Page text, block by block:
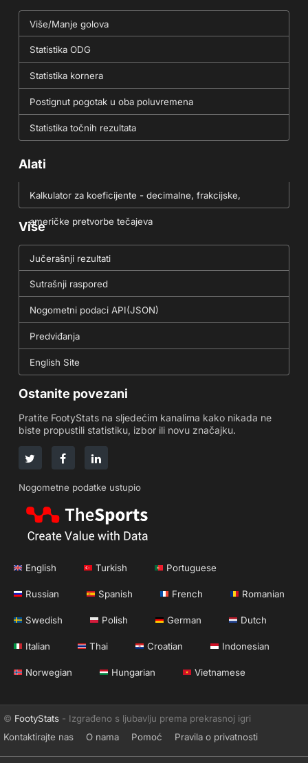
Više/Manje golova
Statistika ODG
Statistika kornera
Postignut pogotak u oba poluvremena
Statistika točnih rezultata
Alati
Kalkulator za koeficijente - decimalne, frakcijske,
američke pretvorbe tečajeva
Više
Jučerašnji rezultati
Sutrašnji raspored
Nogometni podaci API(JSON)
Predviđanja
English Site
Ostanite povezani
Pratite FootyStats na sljedećim kanalima kako nikada ne
biste propustili statistiku, izbor ili novu značajku.
Nogometne podatke ustupio
English Turkish Portuguese
Russian Spanish French Romanian
Swedish Polish German Dutch
Italian Thai Croatian Indonesian
Norwegian Hungarian Vietnamese
© FootyStats - Izgrađeno s ljubavlju prema prekrasnoj igri
Kontaktirajte nas
O nama Pomoć Pravila o privatnosti